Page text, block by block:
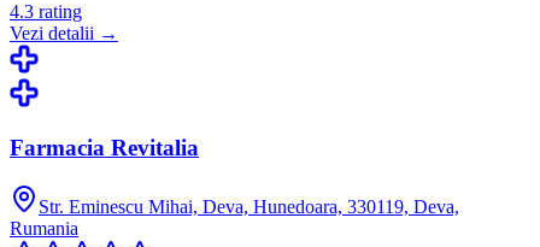
4.3 rating
Vezi detalii →
Farmacia Revitalia
Str. Eminescu Mihai, Deva, Hunedoara, 330119, Deva,
Rumania